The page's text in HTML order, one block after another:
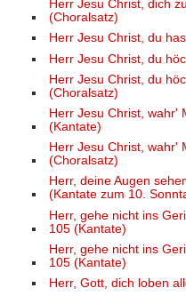
Herr Jesu Christ, dich
(Choralsatz)
Herr Jesu Christ, du
Herr Jesu Christ, du
Herr Jesu Christ, du
(Choralsatz)
Herr Jesu Christ, wahr'
(Kantate)
Herr Jesu Christ, wahr'
(Choralsatz)
Herr, deine Augen
(Kantate zum 10.
Herr, gehe nicht ins
105 (Kantate)
Herr, gehe nicht ins
105 (Kantate)
Herr, Gott, dich loben